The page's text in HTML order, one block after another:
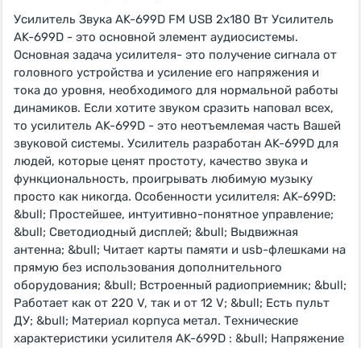
Усилитель Звука AK-699D FM USB 2x180 Вт Усилитель
AK-699D - это основной элемент аудиосистемы.
Основная задача усилителя- это получение сигнала от
головного устройства и усиление его напряжения и
тока до уровня, необходимого для нормальной работы
динамиков. Если хотите звуком сразить наповал всех,
то усилитель AK-699D - это неотъемлемая часть Вашей
звуковой системы. Усилитель разработан AK-699D для
людей, которые ценят простоту, качество звука и
функциональность, проигрывать любимую музыку
просто как никогда. Особенности усилителя: AK-699D:
&bull; Простейшее, интуитивно-понятное управление;
&bull; Светодиодный дисплей; &bull; Выдвижная
антенна; &bull; Читает карты памяти и usb-флешками на
прямую без использования дополнительного
оборудования; &bull; Встроенный радиоприемник; &bull;
Работает как от 220 V, так и от 12 V; &bull; Есть пульт
ДУ; &bull; Материал корпуса метал. Технические
характеристики усилителя AK-699D : &bull; Напряжение